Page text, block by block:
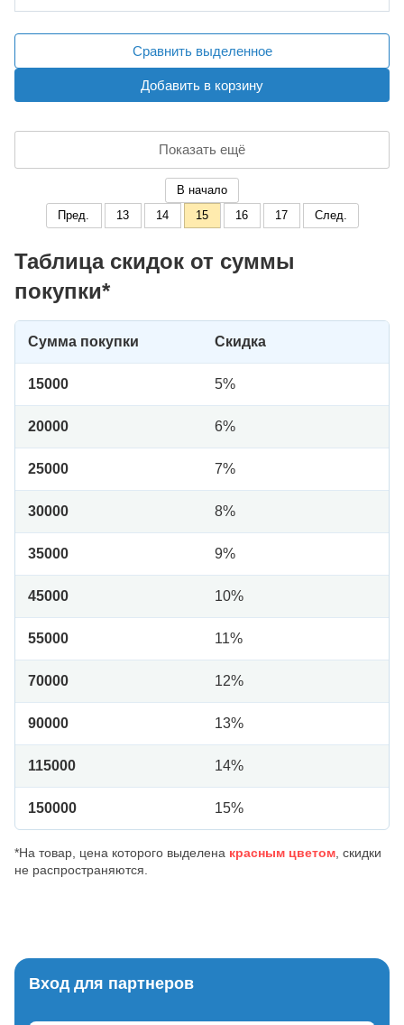
Сравнить выделенное
Добавить в корзину
Показать ещё
В начало
Пред.
13 14 15 16 17 След.
Таблица скидок от суммы
покупки*
Сумма покупки Скидка
15000 5%
20000 6%
25000 7%
30000 8%
35000 9%
45000 10%
55000 11%
70000 12%
90000 13%
115000 14%
150000 15%
*На товар, цена которого выделена красным цветом , скидки
не распространяются.
Вход для партнеров